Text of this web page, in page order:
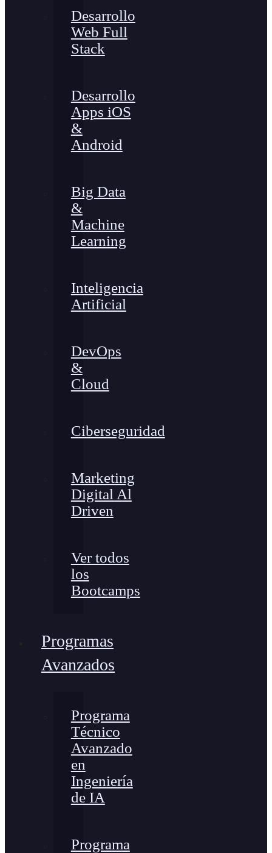
Desarrollo
Web Full
Stack
Desarrollo
Apps iOS
&
Android
Big Data
&
Machine
Learning
Inteligencia
Artificial
DevOps
&
Cloud
Ciberseguridad
Marketing
Digital Al
Driven
Ver todos
los
Bootcamps
Programas
Avanzados
Programa
Técnico
Avanzado
en
Ingeniería
de IA
Programa